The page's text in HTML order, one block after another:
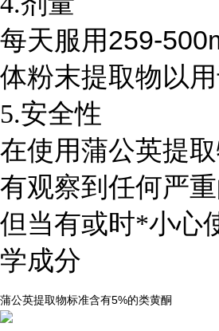
每天服用259-
体粉末提取物以用
5.安全性
在使用蒲公英提
有观察到任何严重
但当有或时*小心
学成分
蒲公英提取物标准含有5%的类黄酮